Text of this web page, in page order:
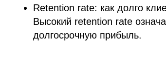
Retention rate: как долго
Высокий retention rate
долгосрочную прибыль.